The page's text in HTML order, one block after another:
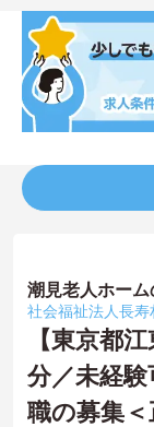
潮見老人ホーム
社会福祉法人長寿
【東京都
分／未経
職の募集＜